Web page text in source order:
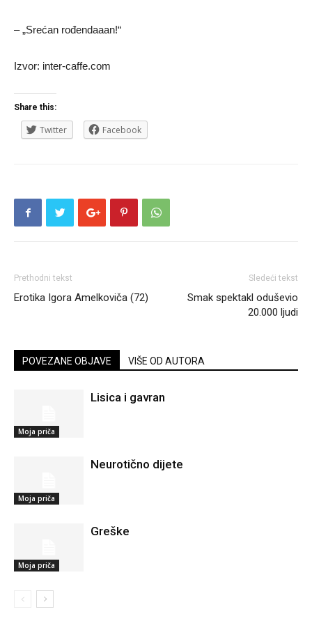
– „Srećan rođendaaan!“
Izvor: inter-caffe.com
Share this:
Twitter Facebook
Prethodni tekst
Erotika Igora Amelkoviča (72)
Sledeći tekst
Smak spektakl oduševio
20.000 ljudi
POVEZANE OBJAVE VIŠE OD AUTORA
Moja priča
Lisica i gavran
Moja priča
Neurotično dijete
Moja priča
Greške